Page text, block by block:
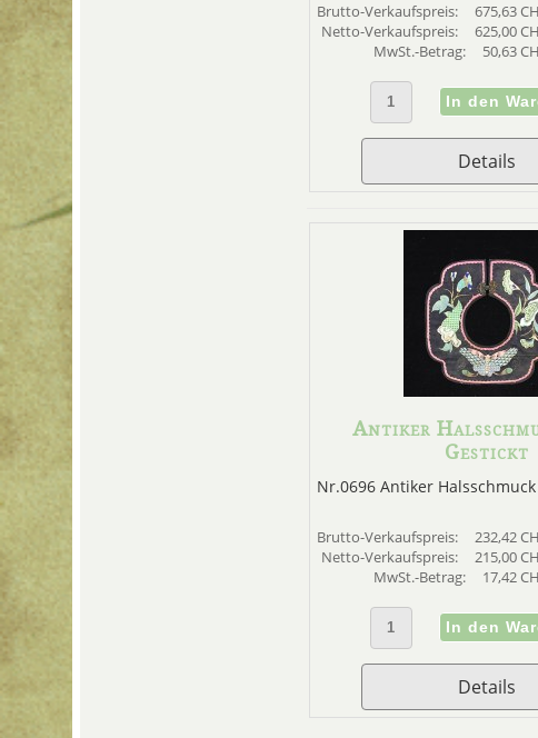
Brutto-Verkaufspreis:
675,63
Netto-Verkaufspreis:
625,00
MwSt.-Betrag:
50,63
Details
Antiker
Gestickt
Nr.0696 Antiker
Brutto-Verkaufspreis:
232,42
Netto-Verkaufspreis:
215,00
MwSt.-Betrag:
17,42
Details